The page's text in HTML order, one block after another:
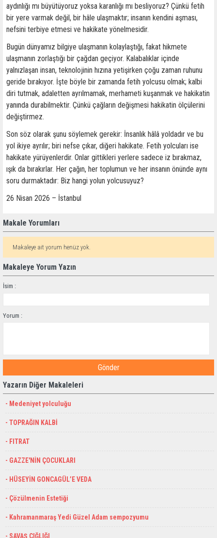
aydınlığı mı büyütüyoruz yoksa karanlığı mı besliyoruz? Çünkü fetih
bir yere varmak değil, bir hâle ulaşmaktır; insanın kendini aşması,
nefsini terbiye etmesi ve hakikate yönelmesidir.
Bugün dünyamız bilgiye ulaşmanın kolaylaştığı, fakat hikmete
ulaşmanın zorlaştığı bir çağdan geçiyor. Kalabalıklar içinde
yalnızlaşan insan, teknolojinin hızına yetişirken çoğu zaman ruhunu
geride bırakıyor. İşte böyle bir zamanda fetih yolcusu olmak; kalbi
diri tutmak, adaletten ayrılmamak, merhameti kuşanmak ve hakikatin
yanında durabilmektir. Çünkü çağların değişmesi hakikatin ölçülerini
değiştirmez.
Son söz olarak şunu söylemek gerekir: İnsanlık hâlâ yoldadır ve bu
yol ikiye ayrılır; biri nefse çıkar, diğeri hakikate. Fetih yolcuları ise
hakikate yürüyenlerdir. Onlar gittikleri yerlere sadece iz bırakmaz,
ışık da bırakırlar. Her çağın, her toplumun ve her insanın önünde aynı
soru durmaktadır: Biz hangi yolun yolcusuyuz?
26 Nisan 2026 – İstanbul
Makale Yorumları
Makaleye ait yorum henüz yok.
Makaleye Yorum Yazın
İsim :
Yorum :
Gönder
Yazarın Diğer Makaleleri
- Medeniyet yolculuğu
- TOPRAĞIN KALBİ
- FITRAT
- GAZZE'NİN ÇOCUKLARI
- HÜSEYİN GONCAGÜL’E VEDA
- Çözülmenin Estetiği
- Kahramanmaraş Yedi Güzel Adam sempozyumu
- SAVAŞ ÇIĞLIĞI